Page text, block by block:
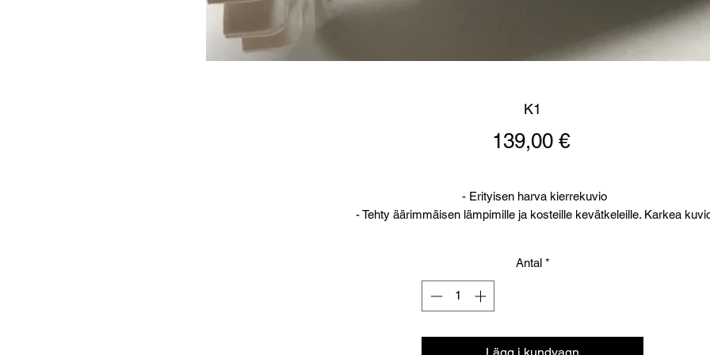
K1
139,00 €Pris
- Erityisen harva kierrekuvio
- Tehty äärimmäisen lämpimille ja kosteille kevätkeleille. Karkea
- Lämpötila-alueet: K-100-9: n. +2...'C
- Muita nimikkeitä: K1
Antal *
Lägg i kundvagn